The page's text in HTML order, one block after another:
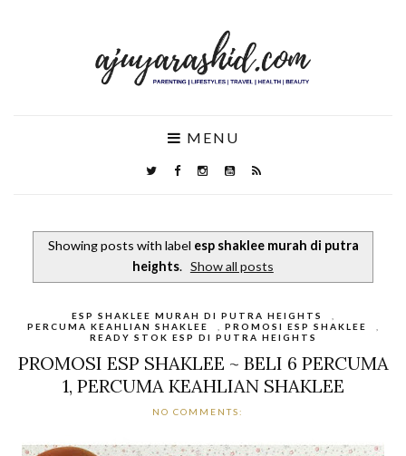
MENU
Showing posts with label esp shaklee murah di putra
heights. Show all posts
ESP SHAKLEE MURAH DI PUTRA HEIGHTS
PERCUMA KEAHLIAN SHAKLEE
PROMOSI ESP SHAKLEE
READY STOK ESP DI PUTRA HEIGHTS
PROMOSI ESP SHAKLEE ~ BELI 6 PERCUMA
1, PERCUMA KEAHLIAN SHAKLEE
NO COMMENTS: